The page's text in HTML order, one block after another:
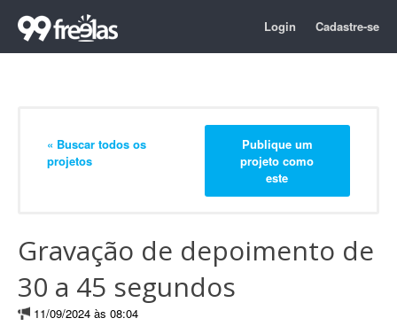
Login Cadastre-se
« Buscar todos os
projetos
Publique um
projeto como
este
Gravação de depoimento de
30 a 45 segundos
11/09/2024 às 08:04